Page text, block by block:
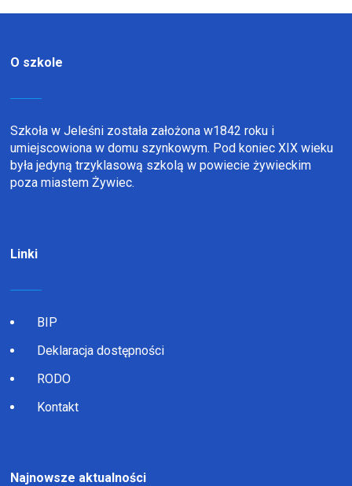
O szkole
Szkoła w Jeleśni została założona w1842 roku i
umiejscowiona w domu szynkowym. Pod koniec XIX wieku
była jedyną trzyklasową szkolą w powiecie żywieckim
poza miastem Żywiec.
Linki
BIP
Deklaracja dostępności
RODO
Kontakt
Najnowsze aktualności